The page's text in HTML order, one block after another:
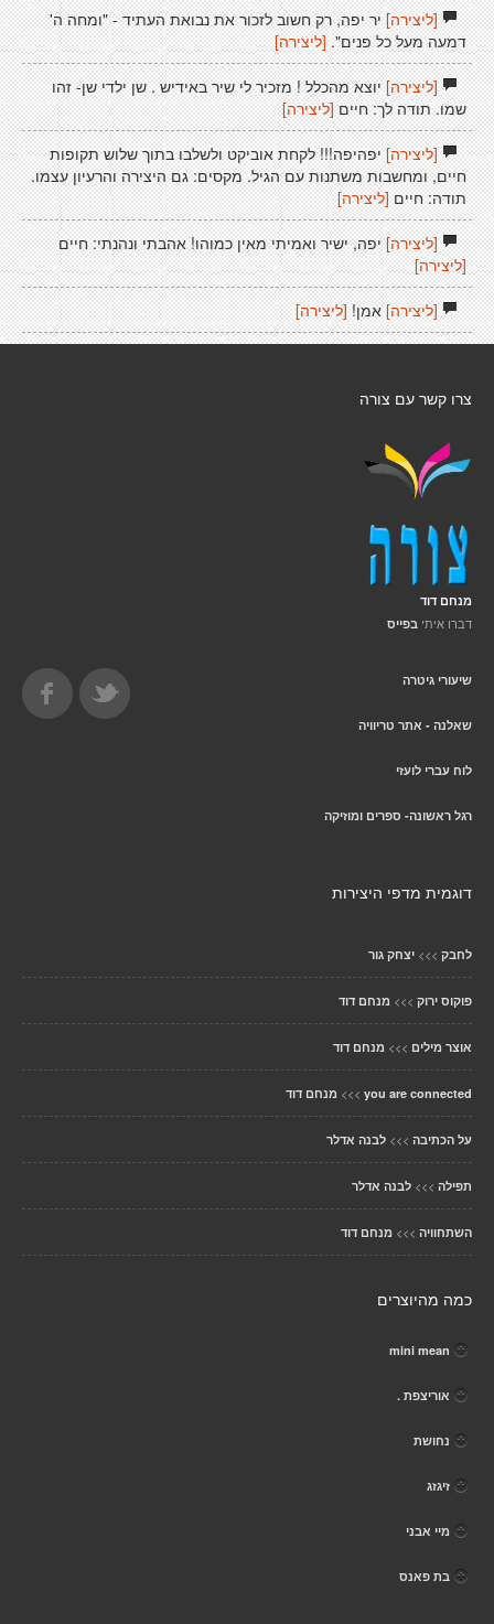
[ליצירה]יר יפה, רק חשוב לזכור את נבואת העתיד - "ומחה ה'
דמעה מעל כל פנים". [ליצירה]
[ליצירה]יוצא מהכלל ! מזכיר לי שיר באידיש . שן ילדי שן- זהו
שמו. תודה לך: חיים [ליצירה]
[ליצירה]יפהיפה!!! לקחת אוביקט ולשלבו בתוך שלוש תקופות
חיים, ומחשבות משתנות עם הגיל. מקסים: גם היצירה והרעיון עצמו.
תודה: חיים [ליצירה]
[ליצירה]יפה, ישיר ואמיתי מאין כמוהו! אהבתי ונהנתי: חיים
[ליצירה]
[ליצירה]אמן! [ליצירה]
צרו קשר עם צורה
מנחם דוד
דברו איתי בפייס
שיעורי גיטרה
שאלנה - אתר טריוויה
לוח עברי לועזי
רגל ראשונה- ספרים ומוזיקה
דוגמית מדפי היצירות
לחבק >>> יצחק גור
פוקוס ירוק >>> מנחם דוד
אוצר מילים >>> מנחם דוד
you are connected
>>> מנחם דוד
על הכתיבה >>> לבנה אדלר
תפילה >>> לבנה אדלר
השתחוויה >>> מנחם דוד
כמה מהיוצרים
mini mean
אוריצפת .
נחושת
זיגזג
מיי אבני
בת פאנס